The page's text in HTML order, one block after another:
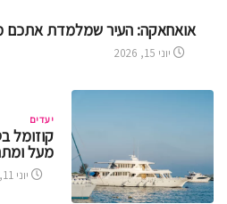
אואחאקה: העיר שמלמדת אתכם
יוני 15, 2026
יעדים
מעל
יוני 11, 2026